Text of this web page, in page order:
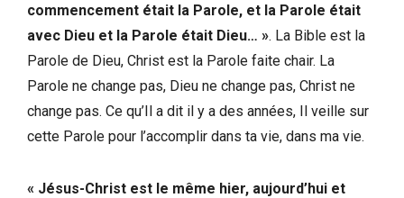
commencement était la Parole, et la Parole était
avec Dieu et la Parole était Dieu… ». La Bible est la
Parole de Dieu, Christ est la Parole faite chair. La
Parole ne change pas, Dieu ne change pas, Christ ne
change pas. Ce qu’Il a dit il y a des années, Il veille sur
cette Parole pour l’accomplir dans ta vie, dans ma vie.
« Jésus-Christ est le même hier, aujourd’hui et